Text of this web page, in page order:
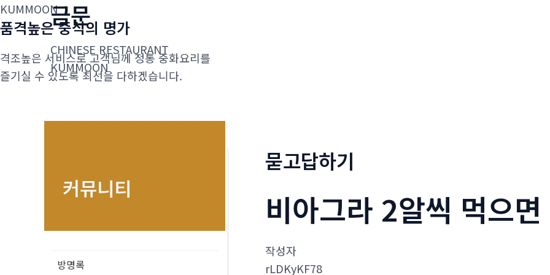
콘
텐
로
건
금문
CHINESE RESTAURANT
KUMMOON
KUMMOON
품격높은 중식의 명가
격조높은 서비스로 고객님께 정통 중화요리를
즐기실 수 있도록 최선을 다하겠습니다.
커뮤니티
방명록
묻고답하기
비아그라 2알씩 먹으면
작성자
rLDKyKF78